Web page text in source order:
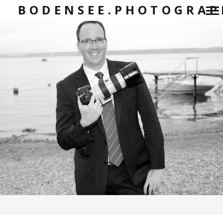
Primär-
Navigation